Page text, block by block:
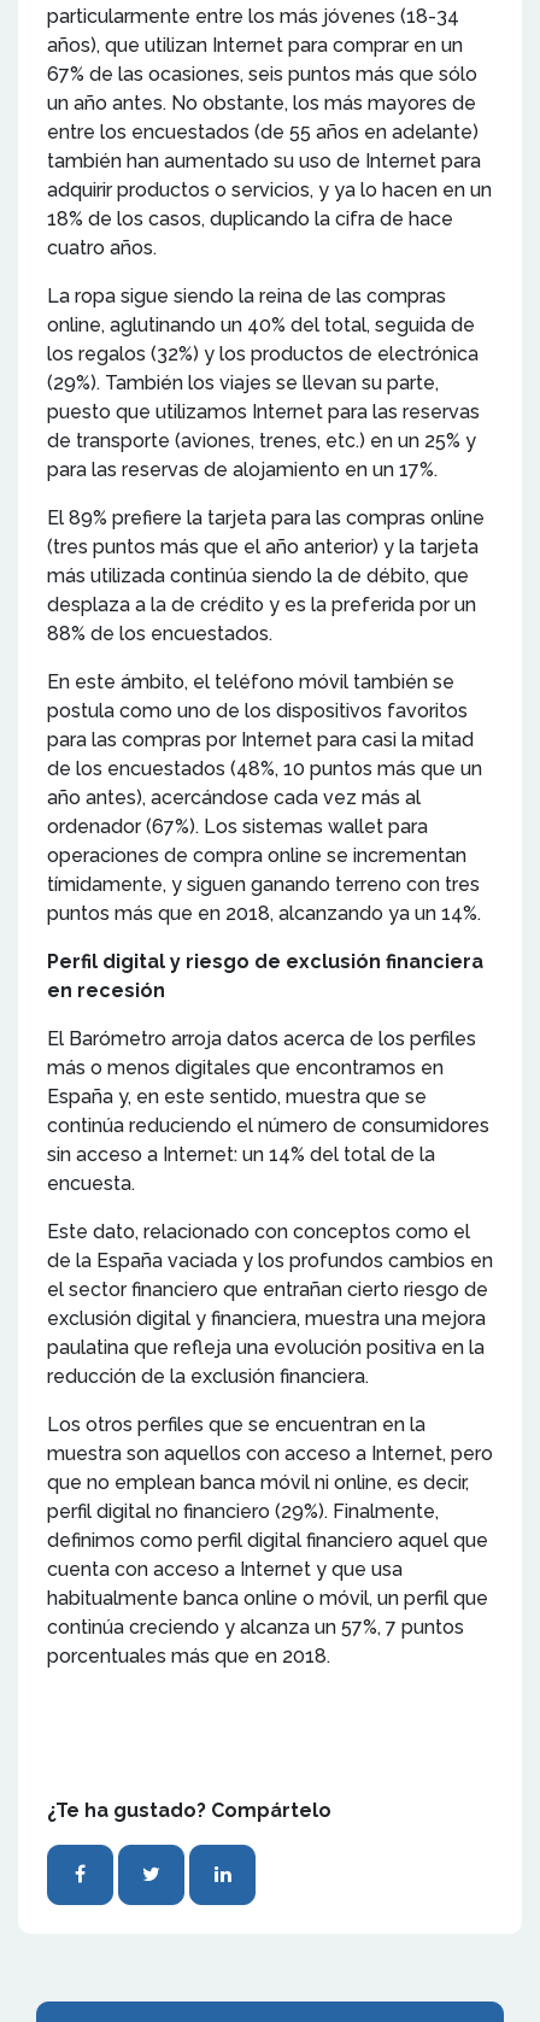
particularmente entre los más jóvenes (18-34
años), que utilizan Internet para comprar en un
67% de las ocasiones, seis puntos más que sólo
un año antes. No obstante, los más mayores de
entre los encuestados (de 55 años en adelante)
también han aumentado su uso de Internet para
adquirir productos o servicios, y ya lo hacen en un
18% de los casos, duplicando la cifra de hace
cuatro años.
La ropa sigue siendo la reina de las compras
online, aglutinando un 40% del total, seguida de
los regalos (32%) y los productos de electrónica
(29%). También los viajes se llevan su parte,
puesto que utilizamos Internet para las reservas
de transporte (aviones, trenes, etc.) en un 25% y
para las reservas de alojamiento en un 17%.
El 89% prefiere la tarjeta para las compras online
(tres puntos más que el año anterior) y la tarjeta
más utilizada continúa siendo la de débito, que
desplaza a la de crédito y es la preferida por un
88% de los encuestados.
En este ámbito, el teléfono móvil también se
postula como uno de los dispositivos favoritos
para las compras por Internet para casi la mitad
de los encuestados (48%, 10 puntos más que un
año antes), acercándose cada vez más al
ordenador (67%). Los sistemas wallet para
operaciones de compra online se incrementan
tímidamente, y siguen ganando terreno con tres
puntos más que en 2018, alcanzando ya un 14%.
Perfil digital y riesgo de exclusión financiera
en recesión
El Barómetro arroja datos acerca de los perfiles
más o menos digitales que encontramos en
España y, en este sentido, muestra que se
continúa reduciendo el número de consumidores
sin acceso a Internet: un 14% del total de la
encuesta.
Este dato, relacionado con conceptos como el
de la España vaciada y los profundos cambios en
el sector financiero que entrañan cierto riesgo de
exclusión digital y financiera, muestra una mejora
paulatina que refleja una evolución positiva en la
reducción de la exclusión financiera.
Los otros perfiles que se encuentran en la
muestra son aquellos con acceso a Internet, pero
que no emplean banca móvil ni online, es decir,
perfil digital no financiero (29%). Finalmente,
definimos como perfil digital financiero aquel que
cuenta con acceso a Internet y que usa
habitualmente banca online o móvil, un perfil que
continúa creciendo y alcanza un 57%, 7 puntos
porcentuales más que en 2018.
¿Te ha gustado? Compártelo